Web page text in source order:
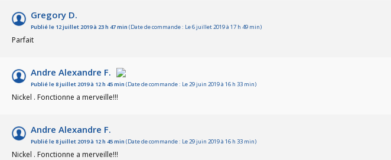
Gregory D.
Publié le 12 juillet 2019 à 23 h 47 min (Date de commande : Le 6 juillet 2019 à 17 h 49 min)
Parfait
Andre Alexandre F.
Publié le 8 juillet 2019 à 12 h 45 min (Date de commande : Le 29 juin 2019 à 16 h 33 min)
Nickel . Fonctionne a merveille!!!
Andre Alexandre F.
Publié le 8 juillet 2019 à 12 h 45 min (Date de commande : Le 29 juin 2019 à 16 h 33 min)
Nickel . Fonctionne a merveille!!!